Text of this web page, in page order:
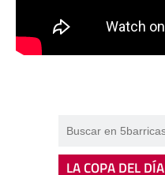
LA COPA DEL DÍA